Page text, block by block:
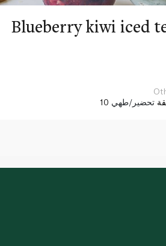
Blueberry kiwi iced
تحضير/طهي